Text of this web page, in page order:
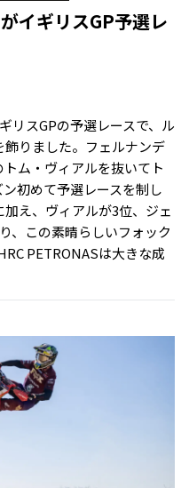
イギリスGP予選レ
リスGPの予選レースで、ル
りました。フェルナンデ
ム・ヴィアルを抜いてト
初めて予選レースを制し
え、ヴィアルが3位、ジェ
、この素晴らしいフォック
PETRONASは大きな成